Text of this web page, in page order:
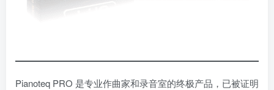
Pianoteq PRO 是专业作曲家和录音室的终极产品，已被证明